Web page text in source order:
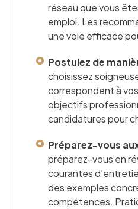
réseau que vous
emploi. Les
une voie efficace
Postulez de
choisissez
correspondent à
objectifs
candidatures pour
Préparez-vous
préparez-vous en
courantes
des exemples
compétences.